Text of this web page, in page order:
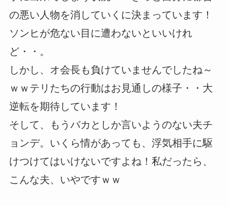
の悪い人物を消していくに決まっています！
ソンヒが危ない目に遭わないといいけれ
ど・・。
しかし、オ会長も負けていませんでしたね～
ｗｗテリたちの行動はお見通しの様子・・大
逆転を期待しています！
そして、もうバカとしか言いようのない夫チ
ョンデ。いくら情があっても、浮気相手に駆
けつけてはいけないですよね！私だったら、
こんな夫、いやですｗｗ